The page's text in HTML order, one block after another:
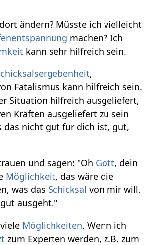
ändern? Müsste ich vielleicht
machen? Ich
kann sehr hilfreich sein.
,
Fatalismus kann hilfreich sein.
Situation hilfreich ausgeliefert,
Kräften ausgeliefert zu sein
das nicht gut für dich ist, gut,
und sagen: "Oh Gott, dein
Möglichkeit, das wäre die
was das Schicksal von mir will.
ausgeht."
Möglichkeiten. Wenn ich
zum Experten werden, z.B. zum